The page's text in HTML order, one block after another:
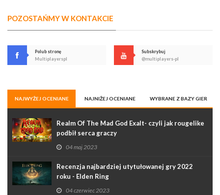
POZOSTAŃMY W KONTAKCIE
Polub stronę
Multiplayerspl
Subskrybuj
@multiplayers-pl
NAJWYŻEJ OCENIANE NAJNIŻEJ OCENIANE WYBRANE Z BAZY GIER
Realm Of The Mad God Exalt- czyli jak rougelike
podbił serca graczy
04 maj 2023
Recenzja najbardziej utytułowanej gry 2022
roku - Elden Ring
04 czerwiec 2023